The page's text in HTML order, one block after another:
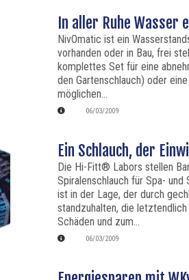
In aller Ruhe Wasser
NivOmatic ist ein
vorhanden oder in Bau, frei
komplettes Set für eine
den Gartenschlauch) oder
möglichen...
06/03/2009
Ein Schlauch, der
Die Hi-Fitt® Labors stellen
Spiralenschlauch für Spa-
ist in der Lage, der durch
standzuhalten, die
Schäden und zum...
06/03/2009